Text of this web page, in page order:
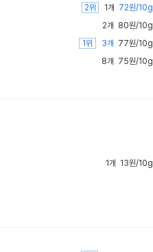
2위 1개
72원/10g
2개
80원/10g
1위 3개
77원/10g
8개 75원/10g
1개 13원/10g